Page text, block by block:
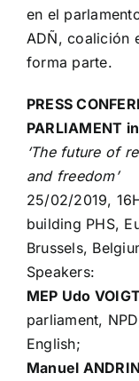
en el
ADÑ, coalición
forma parte.
PRESS
PARLIAMENT
‘The future of
and freedom’
25/02/2019,
building PHS,
Brussels,
Speakers:
MEP Udo VOIGT
parliament,
English;
Manuel